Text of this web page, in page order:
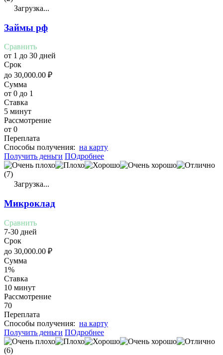
Загрузка...
Займы рф
Сравнить
от 1 до 30 дней
Срок
до 30,000.00 ₽
Сумма
от 0 до 1
Ставка
5 минут
Рассмотрение
от 0
Переплата
Cпособы получения: на карту
Получить деньги ПОдробнее
(7)
Загрузка...
Микроклад
Сравнить
7-30 дней
Срок
до 30,000.00 ₽
Сумма
1%
Ставка
10 минут
Рассмотрение
70
Переплата
Cпособы получения: на карту
Получить деньги ПОдробнее
(6)